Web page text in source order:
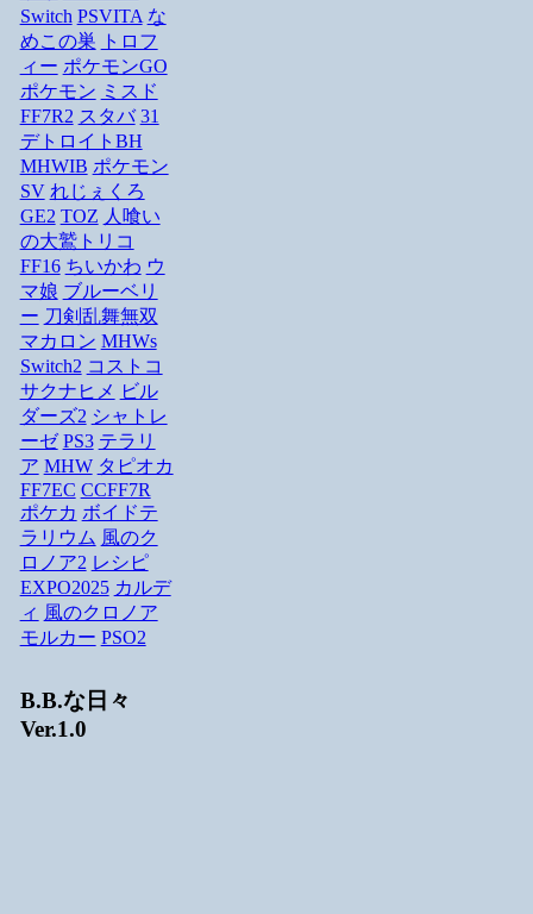
Switch PSVITA な
めこの巣
トロフ
ィー ポケモンGO
ポケモン ミスド
FF7R2 スタバ 31
デトロイトBH
MHWIB ポケモン
SV れじぇくろ
GE2 TOZ 人喰い
の大鷲トリコ
FF16 ちいかわ ウ
マ娘 ブルーベリ
ー 刀剣乱舞無双
マカロン MHWs
Switch2 コストコ
サクナヒメ ビル
ダーズ2 シャトレ
ーゼ PS3 テラリ
ア MHW タピオカ
FF7EC CCFF7R
ポケカ ボイドテ
ラリウム 風のク
ロノア2 レシピ
EXPO2025 カルデ
ィ 風のクロノア
モルカー PSO2
B.B.な日々
Ver.1.0